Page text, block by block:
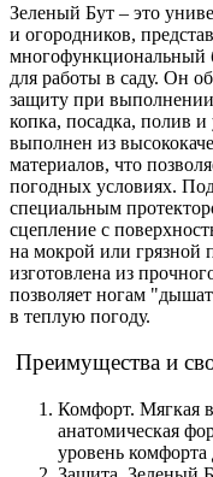
Зеленый Бут – это
и огородников,
многофункциональный
для работы в саду. Он
защиту при выполнении
копка, посадка, полив
выполнен из
материалов, что
погодных условиях.
специальным
сцепление с
на мокрой или грязной
изготовлена из
позволяет ногам
в теплую погоду.
Преимущества и
Комфорт. Мягкая
анатомическая
уровень